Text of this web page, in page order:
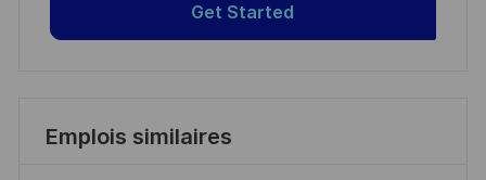
Get Started
Emplois similaires